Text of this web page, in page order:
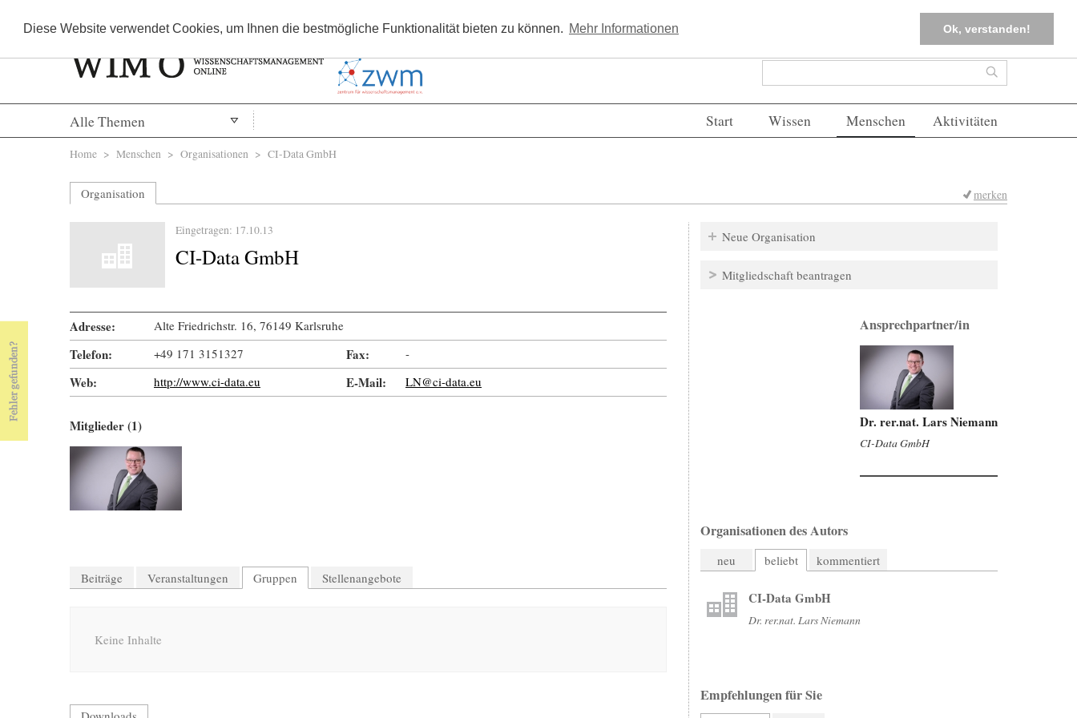
Diese Website verwendet Cookies, um Ihnen die bestmögliche Funktionalität bieten zu können. Mehr Informationen Ok, verstanden!
Kostenlos registrieren FAQs Einloggen
Suchformular Suche
Alle Themen Start Wissen Menschen Aktivitäten
Sie sind hier
Home > Menschen > Organisationen > CI-Data GmbH
Organisation merken
Eingetragen: 17.10.13
CI-Data GmbH
Adresse: Alte Friedrichstr. 16, 76149 Karlsruhe
Telefon: +49 171 3151327 Fax: -
Web: http://www.ci-data.eu E-Mail: LN@ci-data.eu
Mitglieder (1)
Beiträge Veranstaltungen Gruppen Stellenangebote
Keine Inhalte
Neue Organisation
Mitgliedschaft beantragen
Ansprechpartner/in
Dr. rer.nat. Lars Niemann
CI-Data GmbH
Organisationen des Autors
neu beliebt kommentiert
CI-Data GmbH
Dr. rer.nat. Lars Niemann
Empfehlungen für Sie